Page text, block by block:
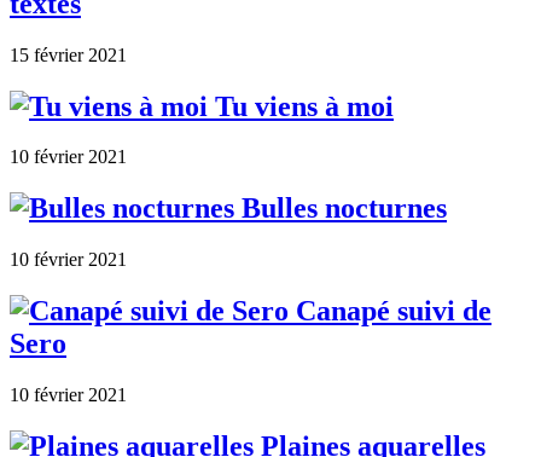
15 février 2021
Tu viens à moi
10 février 2021
Bulles nocturnes
10 février 2021
Canapé suivi de
Sero
10 février 2021
Plaines aquarelles